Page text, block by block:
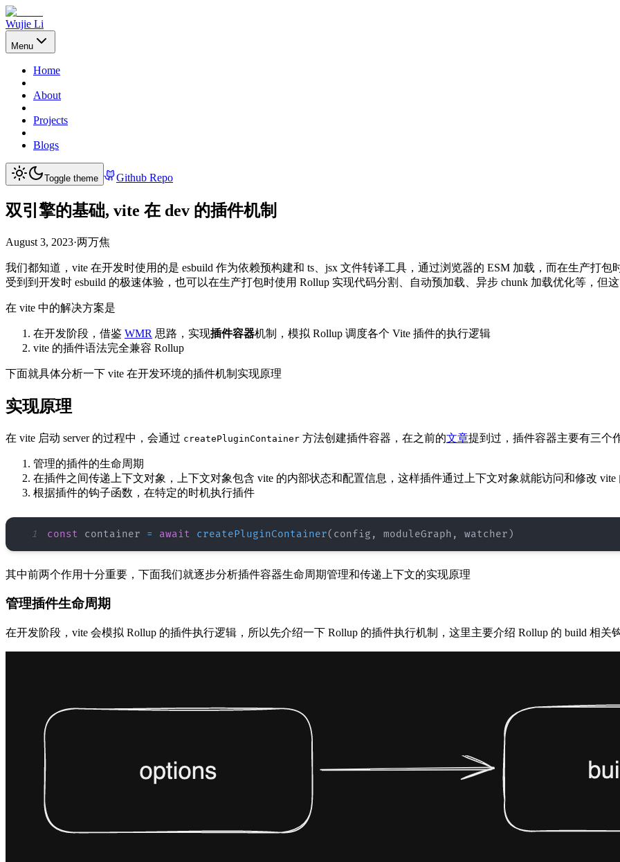
Wujie Li
Menu
Home
About
Projects
Blogs
Toggle theme Github Repo
双引擎的基础, vite 在 dev 的插件机制
August 3, 2023·两万焦
我们都知道，vite 在开发时使用的是 esbuild 作为依赖预构建和 ts、jsx 文件转译工具，通过浏览器的 ESM 加载，而在生产打
受到到开发时 esbuild 的极速体验，也可以在生产打包时使用 Rollup 实现代码分割、自动预加载、异步 chunk 加载优化等，但
在 vite 中的解决方案是
在开发阶段，借鉴 WMR 思路，实现插件容器机制，模拟 Rollup 调度各个 Vite 插件的执行逻辑
vite 的插件语法完全兼容 Rollup
下面就具体分析一下 vite 在开发环境的插件机制实现原理
实现原理
在 vite 启动 server 的过程中，会通过 createPluginContainer 方法创建插件容器，在之前的文章提到过，插件容器主要有三个
管理的插件的生命周期
在插件之间传递上下文对象，上下文对象包含 vite 的内部状态和配置信息，这样插件通过上下文对象就能访问和修改 vite
根据插件的钩子函数，在特定的时机执行插件
1 const container = await createPluginContainer( config , moduleGraph , watcher )
其中前两个作用十分重要，下面我们就逐步分析插件容器生命周期管理和传递上下文的实现原理
管理插件生命周期
在开发阶段，vite 会模拟 Rollup 的插件执行逻辑，所以先介绍一下 Rollup 的插件执行机制，这里主要介绍 Rollup 的 build 相关